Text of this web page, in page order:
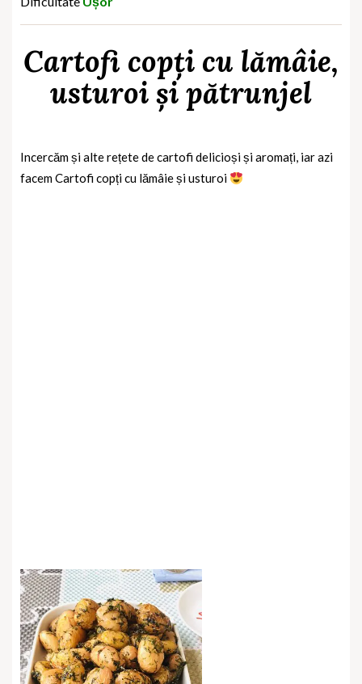
Cartofi copți cu lămâie,
usturoi și pătrunjel
Incercăm și alte rețete de cartofi delicioși și aromați, iar azi
facem Cartofi copți cu lămâie și usturoi